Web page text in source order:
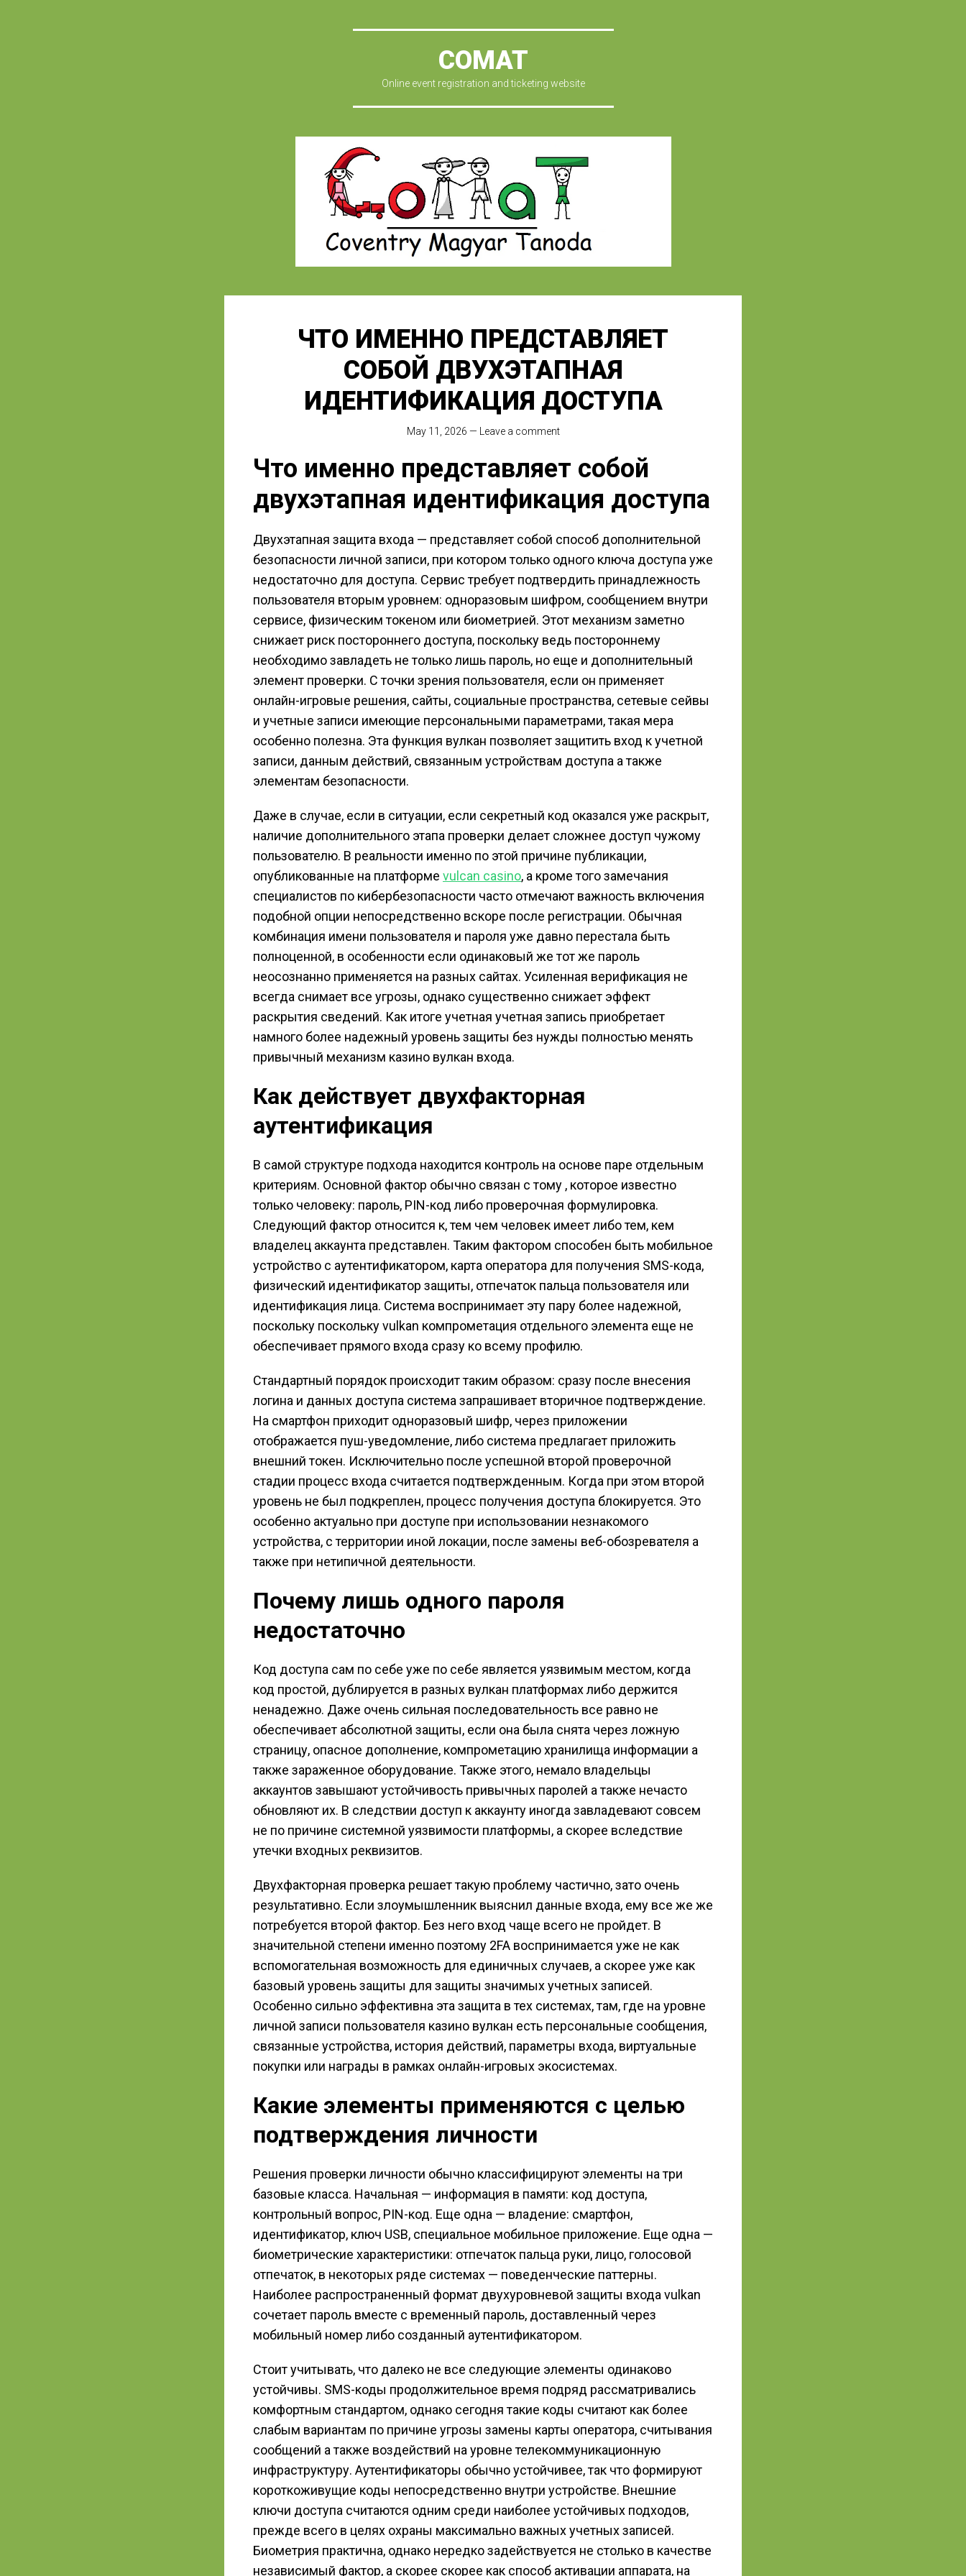
COMAT
Online event registration and ticketing website
ЧТО ИМЕННО ПРЕДСТАВЛЯЕТ
СОБОЙ ДВУХЭТАПНАЯ
ИДЕНТИФИКАЦИЯ ДОСТУПА
May 11, 2026 — Leave a comment
Что именно представляет собой
двухэтапная идентификация доступа
Двухэтапная защита входа — представляет собой способ дополнительной
безопасности личной записи, при котором только одного ключа доступа уже
недостаточно для доступа. Сервис требует подтвердить принадлежность
пользователя вторым уровнем: одноразовым шифром, сообщением внутри
сервисе, физическим токеном или биометрией. Этот механизм заметно
снижает риск постороннего доступа, поскольку ведь постороннему
необходимо завладеть не только лишь пароль, но еще и дополнительный
элемент проверки. С точки зрения пользователя, если он применяет
онлайн-игровые решения, сайты, социальные пространства, сетевые сейвы
и учетные записи имеющие персональными параметрами, такая мера
особенно полезна. Эта функция вулкан позволяет защитить вход к учетной
записи, данным действий, связанным устройствам доступа а также
элементам безопасности.
Даже в случае, если в ситуации, если секретный код оказался уже раскрыт,
наличие дополнительного этапа проверки делает сложнее доступ чужому
пользователю. В реальности именно по этой причине публикации,
опубликованные на платформе vulcan casino, а кроме того замечания
специалистов по кибербезопасности часто отмечают важность включения
подобной опции непосредственно вскоре после регистрации. Обычная
комбинация имени пользователя и пароля уже давно перестала быть
полноценной, в особенности если одинаковый же тот же пароль
неосознанно применяется на разных сайтах. Усиленная верификация не
всегда снимает все угрозы, однако существенно снижает эффект
раскрытия сведений. Как итоге учетная учетная запись приобретает
намного более надежный уровень защиты без нужды полностью менять
привычный механизм казино вулкан входа.
Как действует двухфакторная
аутентификация
В самой структуре подхода находится контроль на основе паре отдельным
критериям. Основной фактор обычно связан с тому , которое известно
только человеку: пароль, PIN-код либо проверочная формулировка.
Следующий фактор относится к, тем чем человек имеет либо тем, кем
владелец аккаунта представлен. Таким фактором способен быть мобильное
устройство с аутентификатором, карта оператора для получения SMS-кода,
физический идентификатор защиты, отпечаток пальца пользователя или
идентификация лица. Система воспринимает эту пару более надежной,
поскольку поскольку vulkan компрометация отдельного элемента еще не
обеспечивает прямого входа сразу ко всему профилю.
Стандартный порядок происходит таким образом: сразу после внесения
логина и данных доступа система запрашивает вторичное подтверждение.
На смартфон приходит одноразовый шифр, через приложении
отображается пуш-уведомление, либо система предлагает приложить
внешний токен. Исключительно после успешной второй проверочной
стадии процесс входа считается подтвержденным. Когда при этом второй
уровень не был подкреплен, процесс получения доступа блокируется. Это
особенно актуально при доступе при использовании незнакомого
устройства, с территории иной локации, после замены веб-обозревателя а
также при нетипичной деятельности.
Почему лишь одного пароля
недостаточно
Код доступа сам по себе уже по себе является уязвимым местом, когда
код простой, дублируется в разных вулкан платформах либо держится
ненадежно. Даже очень сильная последовательность все равно не
обеспечивает абсолютной защиты, если она была снята через ложную
страницу, опасное дополнение, компрометацию хранилища информации а
также зараженное оборудование. Также этого, немало владельцы
аккаунтов завышают устойчивость привычных паролей а также нечасто
обновляют их. В следствии доступ к аккаунту иногда завладевают совсем
не по причине системной уязвимости платформы, а скорее вследствие
утечки входных реквизитов.
Двухфакторная проверка решает такую проблему частично, зато очень
результативно. Если злоумышленник выяснил данные входа, ему все же же
потребуется второй фактор. Без него вход чаще всего не пройдет. В
значительной степени именно поэтому 2FA воспринимается уже не как
вспомогательная возможность для единичных случаев, а скорее уже как
базовый уровень защиты для защиты значимых учетных записей.
Особенно сильно эффективна эта защита в тех системах, там, где на уровне
личной записи пользователя казино вулкан есть персональные сообщения,
связанные устройства, история действий, параметры входа, виртуальные
покупки или награды в рамках онлайн-игровых экосистемах.
Какие элементы применяются с целью
подтверждения личности
Решения проверки личности обычно классифицируют элементы на три
базовые класса. Начальная — информация в памяти: код доступа,
контрольный вопрос, PIN-код. Еще одна — владение: смартфон,
идентификатор, ключ USB, специальное мобильное приложение. Еще одна —
биометрические характеристики: отпечаток пальца руки, лицо, голосовой
отпечаток, в некоторых ряде системах — поведенческие паттерны.
Наиболее распространенный формат двухуровневой защиты входа vulkan
сочетает пароль вместе с временный пароль, доставленный через
мобильный номер либо созданный аутентификатором.
Стоит учитывать, что далеко не все следующие элементы одинаково
устойчивы. SMS-коды продолжительное время подряд рассматривались
комфортным стандартом, однако сегодня такие коды считают как более
слабым вариантам по причине угрозы замены карты оператора, считывания
сообщений а также воздействий на уровне телекоммуникационную
инфраструктуру. Аутентификаторы обычно устойчивее, так что формируют
короткоживущие коды непосредственно внутри устройстве. Внешние
ключи доступа считаются одним среди наиболее устойчивых подходов,
прежде всего в целях охраны максимально важных учетных записей.
Биометрия практична, однако нередко задействуется не столько в качестве
независимый фактор, а скорее скорее как способ активации аппарата, на